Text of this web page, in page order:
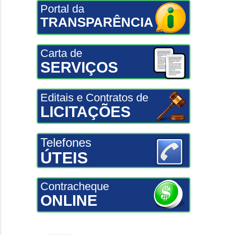
Portal da
TRANSPARÊNCIA
Carta de
SERVIÇOS
Editais e Contratos de
LICITAÇÕES
Telefones
ÚTEIS
Contracheque
ONLINE